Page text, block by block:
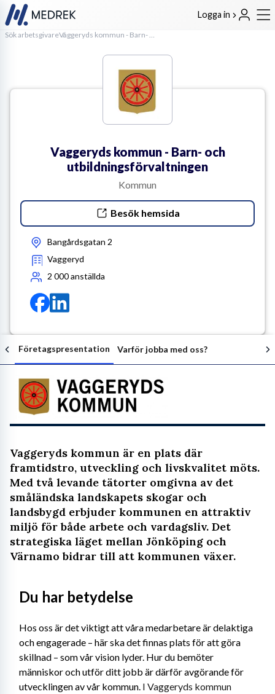
Logga in
Sök arbetsgivare Vaggeryds kommun - Barn- och utbildningsförvaltningen
Vaggeryds kommun - Barn- och
utbildningsförvaltningen
Kommun
Besök hemsida
Bangårdsgatan 2
Vaggeryd
2 000anställda
Företagspresentation Varför jobba med oss?
Vaggeryds kommun är en plats där
framtidstro, utveckling och livskvalitet möts.
Med två levande tätorter omgivna av det
småländska landskapets skogar och
landsbygd erbjuder kommunen en attraktiv
miljö för både arbete och vardagsliv. Det
strategiska läget mellan Jönköping och
Värnamo bidrar till att kommunen växer.
Du har betydelse
Hos oss är det viktigt att våra medarbetare är delaktiga
och engagerade – här ska det finnas plats för att göra
skillnad – som vår vision lyder. Hur du bemöter
människor och utför ditt jobb är därför avgörande för
utvecklingen av vår kommun. I Vaggeryds kommun